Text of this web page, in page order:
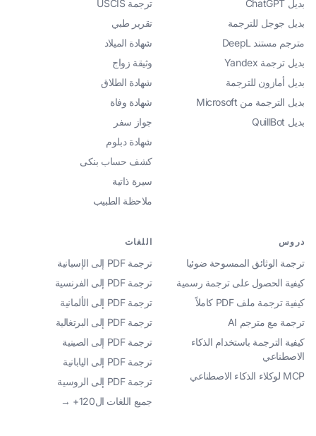
بديل ChatGPT
بديل جوجل للترجمة
مترجم مستند DeepL
بديل ترجمة Yandex
بديل أمازون للترجمة
بديل الترجمة من Microsoft
بديل QuillBot
ترجمة USCIS
تقرير طبي
شهادة الميلاد
وثيقة زواج
شهادة الطلاق
شهادة وفاة
جواز سفر
شهادة دبلوم
كشف حساب بنكى
سيرة ذاتية
ملاحظة الطبيب
دروس
ترجمة الوثائق الممسوحة ضوئيا
كيفية الحصول على ترجمة رسمية
كيفية ترجمة ملف PDF كاملاً
ترجمة مع مترجم AI
كيفية الترجمة باستخدام الذكاء
الاصطناعي
MCP لوكلاء الذكاء الاصطناعي
اللغات
ترجمة PDF إلى الإسبانية
ترجمة PDF إلى الفرنسية
ترجمة PDF إلى الألمانية
ترجمة PDF إلى البرتغالية
ترجمة PDF إلى الصينية
ترجمة PDF إلى اليابانية
ترجمة PDF إلى الروسية
جميع اللغات ال120+ →